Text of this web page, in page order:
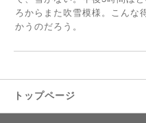
ろからまた吹雪模様。こんな
かうのだろう。
トップページ